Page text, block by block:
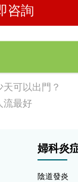
咨詢
可以出門？
流最好
婦科炎
陰道發炎